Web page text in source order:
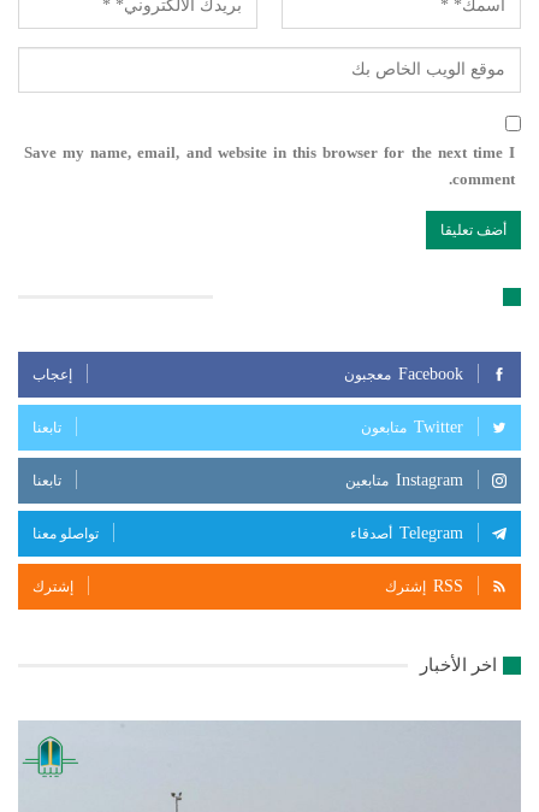
Save my name, email, and website in this browser for the next time I
comment.
Facebook معجبون إعجاب
Twitter متابعون تابعنا
Instagram متابعين تابعنا
Telegram أصدقاء تواصلو معنا
RSS إشترك إشترك
اخر الأخبار